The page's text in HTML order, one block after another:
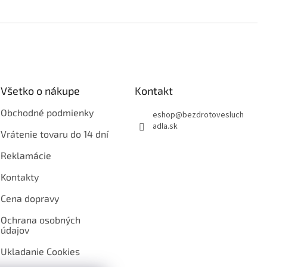
Všetko o nákupe
Obchodné podmienky
Vrátenie tovaru do 14 dní
Reklamácie
Kontakty
Cena dopravy
Ochrana osobných
údajov
Ukladanie Cookies
Kontakt
eshop@bezdrotovesluch
adla.sk